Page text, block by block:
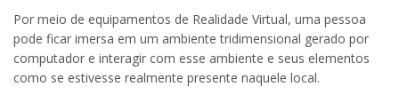
Por meio de equipamentos de Realidade Virtual, uma pessoa
pode ficar imersa em um ambiente tridimensional gerado por
computador e interagir com esse ambiente e seus elementos
como se estivesse realmente presente naquele local.